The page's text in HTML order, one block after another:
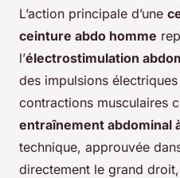
L’action principale d’une
ceinture abdo homme
l’électrostimulation
des impulsions
contractions musculaires
entraînement abdominal
technique, approuvée
directement le grand